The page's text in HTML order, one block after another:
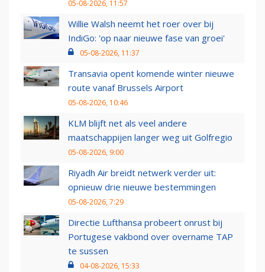
05-08-2026, 11:57
Willie Walsh neemt het roer over bij
IndiGo: 'op naar nieuwe fase van groei'
05-08-2026, 11:37
Transavia opent komende winter nieuwe
route vanaf Brussels Airport
05-08-2026, 10:46
KLM blijft net als veel andere
maatschappijen langer weg uit Golfregio
05-08-2026, 9:00
Riyadh Air breidt netwerk verder uit:
opnieuw drie nieuwe bestemmingen
05-08-2026, 7:29
Directie Lufthansa probeert onrust bij
Portugese vakbond over overname TAP
te sussen
04-08-2026, 15:33